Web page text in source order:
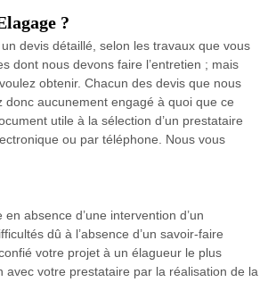
?
devis détaillé, selon les travaux que vous
dont nous devons faire l’entretien ; mais
obtenir. Chacun des devis que nous
aucunement engagé à quoi que ce
utile à la sélection d’un prestataire
ou par téléphone. Nous vous
absence d’une intervention d’un
dû à l’absence d’un savoir-faire
votre projet à un élagueur le plus
avec votre prestataire par la réalisation de la